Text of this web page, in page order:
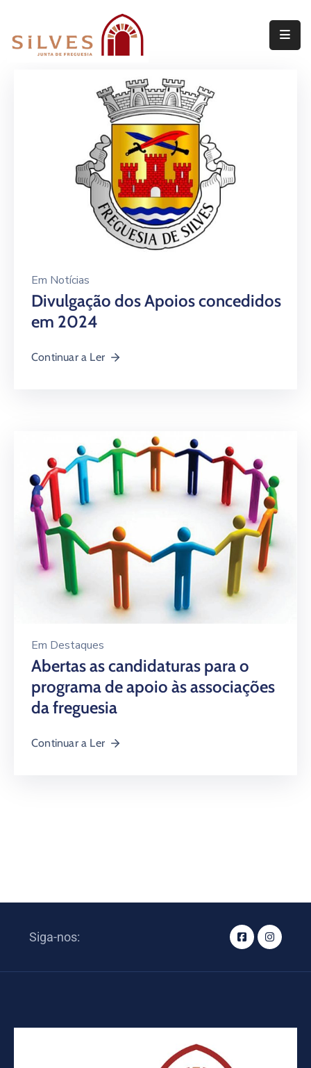
Em Notícias
Divulgação dos Apoios concedidos
em 2024
Continuar a Ler
Em Destaques
Abertas as candidaturas para o
programa de apoio às associações
da freguesia
Continuar a Ler
Siga-nos: